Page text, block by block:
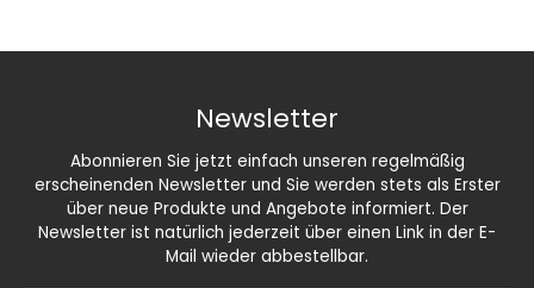
Newsletter
Abonnieren Sie jetzt einfach unseren regelmäßig
erscheinenden Newsletter und Sie werden stets als Erster
über neue Produkte und Angebote informiert. Der
Newsletter ist natürlich jederzeit über einen Link in der E-
Mail wieder abbestellbar.